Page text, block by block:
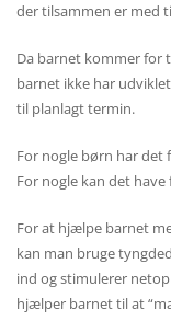
der tilsammen er med
Da barnet kommer for
barnet ikke har
til planlagt termin.
For nogle børn har det
For nogle kan det
For at hjælpe barnet
kan man bruge
ind og stimulerer
hjælper barnet til at